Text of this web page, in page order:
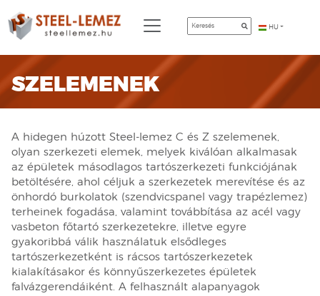
HU
SZELEMENEK
A hidegen húzott Steel-lemez C és Z szelemenek,
olyan szerkezeti elemek, melyek kiválóan alkalmasak
az épületek másodlagos tartószerkezeti funkciójának
betöltésére, ahol céljuk a szerkezetek merevítése és az
önhordó burkolatok (szendvicspanel vagy trapézlemez)
terheinek fogadása, valamint továbbítása az acél vagy
vasbeton főtartó szerkezetekre, illetve egyre
gyakoribbá válik használatuk elsődleges
tartószerkezetként is rácsos tartószerkezetek
kialakításakor és könnyűszerkezetes épületek
falvázgerendáiként. A felhasznált alapanyagok